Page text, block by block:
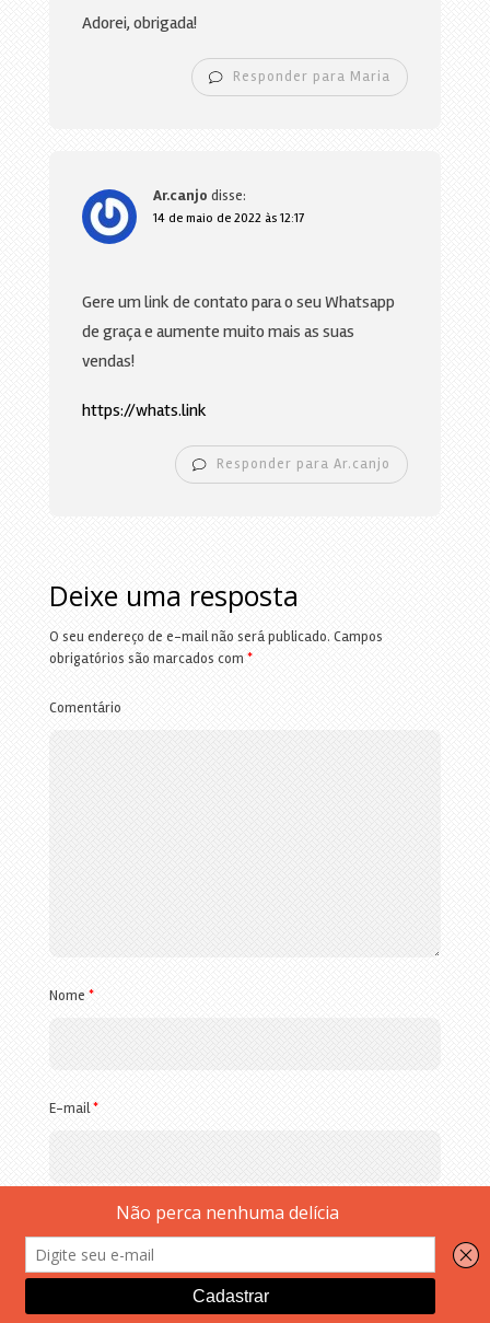
Adorei, obrigada!
Responder para Maria
Ar.canjo disse:
14 de maio de 2022 às 12:17
Gere um link de contato para o seu Whatsapp
de graça e aumente muito mais as suas
vendas!
https://whats.link
Responder para Ar.canjo
Deixe uma resposta
O seu endereço de e-mail não será publicado. Campos
obrigatórios são marcados com *
Comentário
Nome *
E-mail*